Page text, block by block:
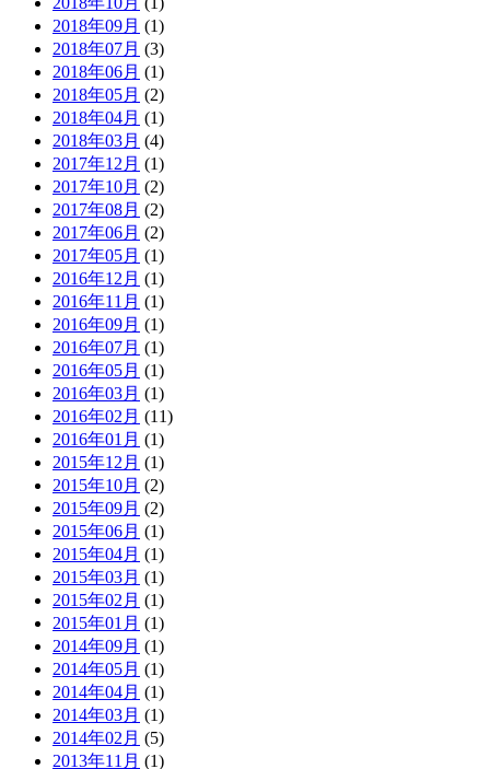
2018年09月 (1)
2018年07月 (3)
2018年06月 (1)
2018年05月 (2)
2018年04月 (1)
2018年03月 (4)
2017年12月 (1)
2017年10月 (2)
2017年08月 (2)
2017年06月 (2)
2017年05月 (1)
2016年12月 (1)
2016年11月 (1)
2016年09月 (1)
2016年07月 (1)
2016年05月 (1)
2016年03月 (1)
2016年02月 (11)
2016年01月 (1)
2015年12月 (1)
2015年10月 (2)
2015年09月 (2)
2015年06月 (1)
2015年04月 (1)
2015年03月 (1)
2015年02月 (1)
2015年01月 (1)
2014年09月 (1)
2014年05月 (1)
2014年04月 (1)
2014年03月 (1)
2014年02月 (5)
2013年11月 (1)